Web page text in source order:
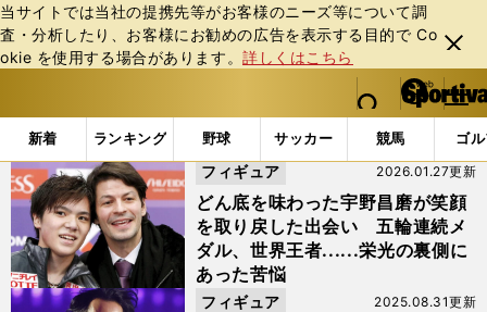
当サイトでは当社の提携先等がお客様のニーズ等について調
査・分析したり、お客様にお勧めの広告を表⽰する⽬的で Co
okie を使⽤する場合があります。詳しくはこちら
閉じ
る
web Sportiva (webスポルティーバ)
検索
マイペ
ー
ジ
メニュ
新着 ランキング 野球 サッカー 競馬 ゴ
b
ス
ポ
ル
テ
ィ
ー
バ
「#ステファン・ランビエール」の最新ニュース・ 情報
どん底を味わった宇野昌磨が笑顔
を取り戻した出会い 五輪連続メ
ダル、世界王者......栄光の裏側に
あった苦悩
2026.01.27更新
フィギュア
2025.08.31更新
フィギュア